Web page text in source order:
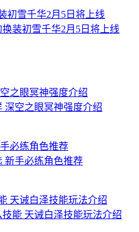
装初雪千华2月5日将上线
深空之眼冥神强度介绍
新手必练角色推荐
能 天诫白泽技能玩法介绍